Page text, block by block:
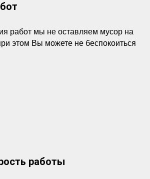
работ мы не оставляем мусор на
этом Вы можете не беспокоиться
работы